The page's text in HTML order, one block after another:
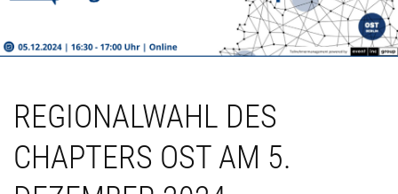
REGIONALWAHL DES
CHAPTERS OST AM 5.